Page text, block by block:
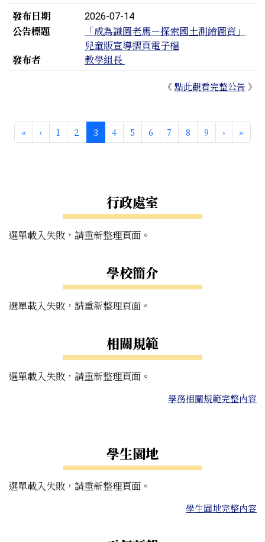
發布日期
2026-07-14
公告標題
「成為識圖老馬－探索國土測繪圖資」
兒童版宣導摺頁電子檔
發布者
教學組長
《 點此觀看完整公告 》
«第一頁
‹ 上一頁
1 2 3(目前頁次)
4 5 6 7 8 9 ›下一頁
»
行政處室
選單載入失敗，請重新整理頁面。
學校簡介
選單載入失敗，請重新整理頁面。
相關規範
選單載入失敗，請重新整理頁面。
學務相關規範完整內容
學生園地
選單載入失敗，請重新整理頁面。
學生園地完整內容